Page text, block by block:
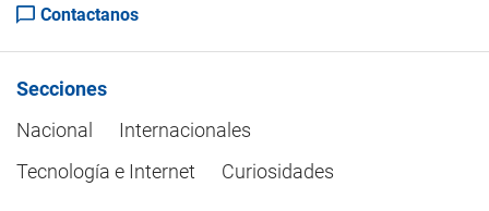
Contactanos
Secciones
Nacional
Internacionales
Tecnología e Internet
Curiosidades